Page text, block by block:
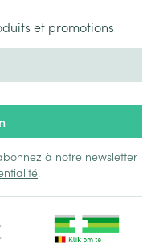
et promotions
à notre newsletter
.